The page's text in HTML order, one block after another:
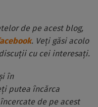
de pe acest blog,
. Veți găsi acolo
cu cei interesați.
în
putea încărca
de pe acest